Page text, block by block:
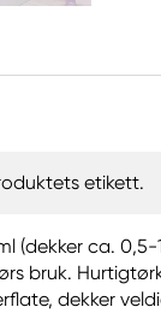
etikett.
(dekker ca. 0,5-
bruk.
dekker